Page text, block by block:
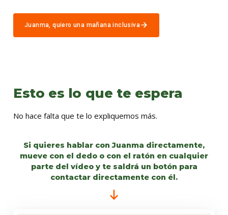
Juanma, quiero una mañana inclusiva
Esto es lo que te espera
No hace falta que te lo expliquemos más.
Si quieres hablar con Juanma directamente,
mueve con el dedo o con el ratón en cualquier
parte del vídeo y te saldrá un botón para
contactar directamente con él.